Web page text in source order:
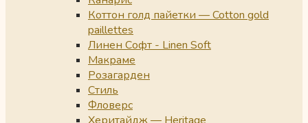
Коттон голд пайетки — Cotton gold
paillettes
Линен Софт - Linen Soft
Макраме
Розагарден
Стиль
Фловерс